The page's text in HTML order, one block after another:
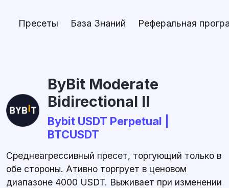
Пресеты База Знаний Реферальная
ByBit Moderate
Bidirectional II
Bybit USDT Perpetual |
BTCUSDT
Среднеагрессивный пресет, торгующий только в
обе стороны. Ативно торгрует в ценовом
диапазоне 4000 USDT. Выживает при изменении